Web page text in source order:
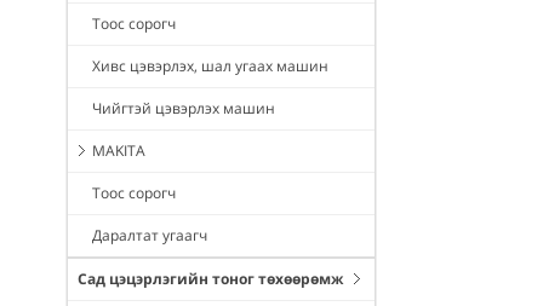
Тоос сорогч
Хивс цэвэрлэх, шал угаах машин
Чийгтэй цэвэрлэх машин
MAKITA
Тоос сорогч
Даралтат угаагч
Сад цэцэрлэгийн тоног төхөөрөмж